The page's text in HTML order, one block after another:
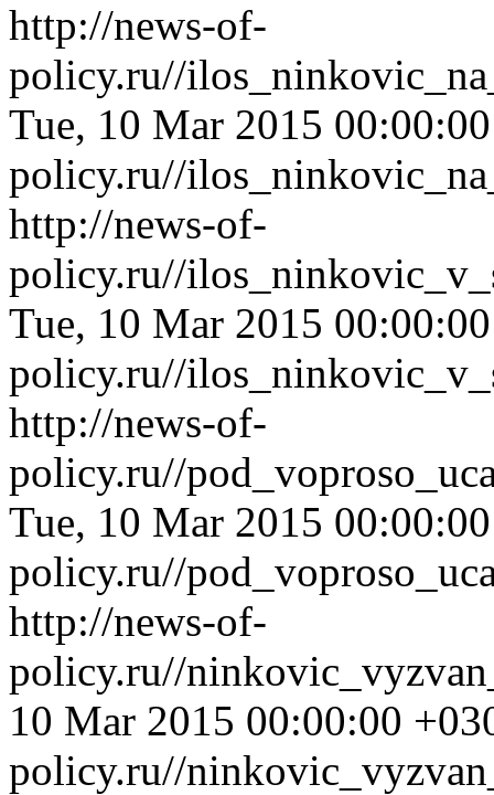
http://news-of-
policy.ru//
Tue, 10 Mar 2015
policy.ru//
http://news-of-
policy.ru//
Tue, 10 Mar 2015
policy.ru//
http://news-of-
policy.ru//
Tue, 10 Mar 2015
policy.ru//
http://news-of-
policy.ru//
10 Mar 2015 00:00:00
policy.ru//